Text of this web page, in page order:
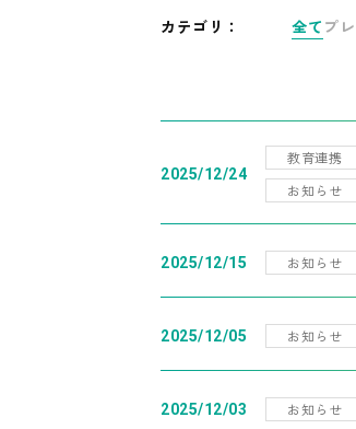
カテゴリ： 全て プ
2025/12/24
教育連携
お知らせ
2025/12/15 お知らせ
2025/12/05 お知らせ
2025/12/03 お知らせ